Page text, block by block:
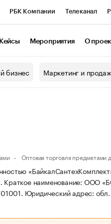
РБК Компании Телеканал
Кейсы Мероприятия О
бизнес Маркетинг и
Оптовая торговля предметами
Краткое наименование: ООО
Юридический адрес: